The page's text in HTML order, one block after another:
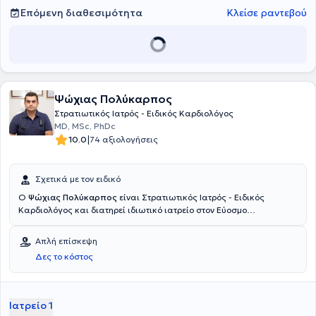
Επόμενη διαθεσιμότητα
Κλείσε ραντεβού
Ψώχιας Πολύκαρπος
Στρατιωτικός Ιατρός - Ειδικός Καρδιολόγος
MD, MSc, PhDc
10.0|74 αξιολογήσεις
Σχετικά με τον ειδικό
Ο Ψώχιας Πολύκαρπος είναι Στρατιωτικός Ιατρός - Ειδικός
Καρδιολόγος και διατηρεί ιδιωτικό ιατρείο στον Εύοσμο
Πανεπιστημίου Θεσσαλονίκης με εξειδίκευση στον υπέρηχο
καρδιάς. Επίσης, έχει πραγματοποιήσει μεταπτυχιακές σπουδές
στην Κλινική έρευνα και Μεθοδολογία στο Αριστοτέλειο
Πανεπιστήμιο Θεσσαλονίκης. Ειδικεύτηκε στο Imperial College
κάτοχος Ευρωπαϊκού Διπλώματος Καρδιολογίας και Ευρωπαϊκού
Διπλώματος Υπερηχοκαρδιογραφίας. Διαθέτει πολυετή κλινική
Απλή επίσκεψη
Δες το κόστος
Ιατρείο 1